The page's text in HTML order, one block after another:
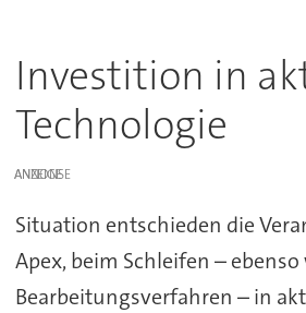
Investition in
Technologie
ANZEIGE
Situation entschieden die
Apex, beim Schleifen –
Bearbeitungsverfahren – in